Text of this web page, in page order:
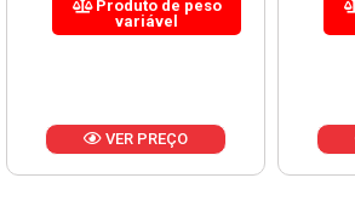
Produto de peso
variável
VER PREÇO